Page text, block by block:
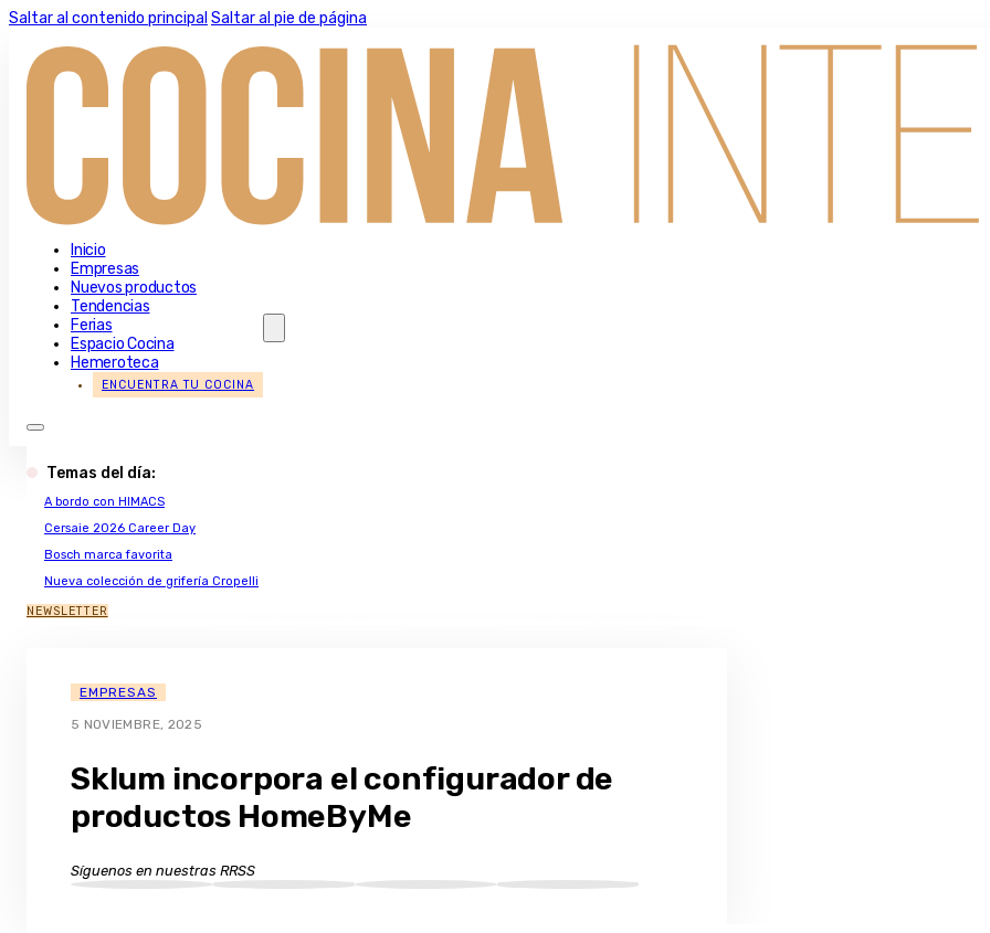
Saltar al contenido principal Saltar al pie de página
Inicio
Empresas
Nuevos productos
Tendencias
Ferias
Espacio Cocina
Hemeroteca
ENCUENTRA TU COCINA
Temas del día:
A bordo con HIMACS
Cersaie 2026 Career Day
Bosch marca favorita
Nueva colección de grifería Cropelli
NEWSLETTER
EMPRESAS
5 NOVIEMBRE, 2025
Sklum incorpora el configurador de
productos HomeByMe
Síguenos en nuestras RRSS